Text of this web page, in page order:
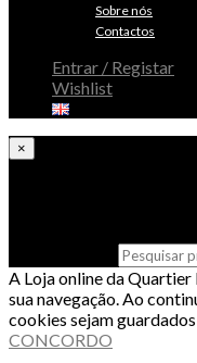
Sobre nós
Contactos
Entrar / Registar
Wishlist
×
A Loja online da
sua navegação. Ao
cookies sejam
CONCORDO